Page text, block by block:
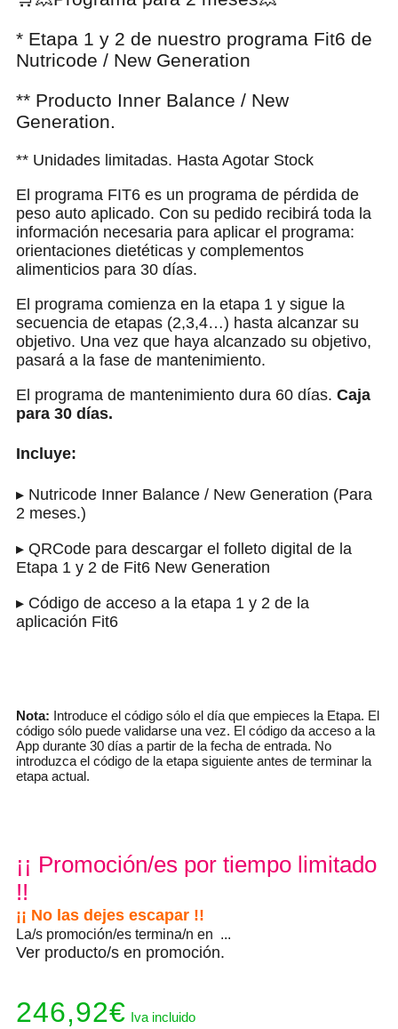
* Etapa 1 y 2 de nuestro programa Fit6 de
Nutricode / New Generation
** Producto Inner Balance / New
Generation.
** Unidades limitadas. Hasta Agotar Stock
El programa FIT6 es un programa de pérdida de
peso auto aplicado. Con su pedido recibirá toda la
información necesaria para aplicar el programa:
orientaciones dietéticas y complementos
alimenticios para 30 días.
El programa comienza en la etapa 1 y sigue la
secuencia de etapas (2,3,4…) hasta alcanzar su
objetivo. Una vez que haya alcanzado su objetivo,
pasará a la fase de mantenimiento.
El programa de mantenimiento dura 60 días. Caja
para 30 días.
Incluye:
▸ Nutricode Inner Balance / New Generation (Para
2 meses.)
▸ QRCode para descargar el folleto digital de la
Etapa 1 y 2 de Fit6 New Generation
▸ Código de acceso a la etapa 1 y 2 de la
aplicación Fit6
Nota: Introduce el código sólo el día que empieces la Etapa. El
código sólo puede validarse una vez. El código da acceso a la
App durante 30 días a partir de la fecha de entrada. No
introduzca el código de la etapa siguiente antes de terminar la
etapa actual.
¡¡ Promoción/es por tiempo limitado
!!
¡¡ No las dejes escapar !!
La/s promoción/es termina/n en ...
Ver producto/s en promoción.
246,92€ Iva incluido